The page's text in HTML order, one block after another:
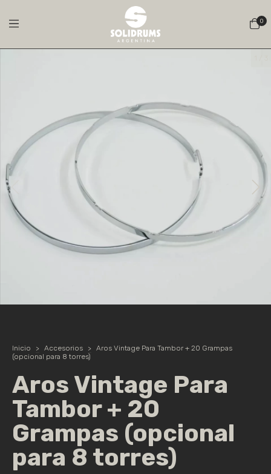
0
Inicio > Accesorios >
Aros Vintage Para Tambor + 20 Grampas
(opcional para 8 torres)
Aros Vintage Para
Tambor + 20
Grampas (opcional
para 8 torres)